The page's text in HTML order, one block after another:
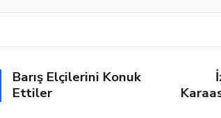
Barış Elçilerini Konuk
Ettiler